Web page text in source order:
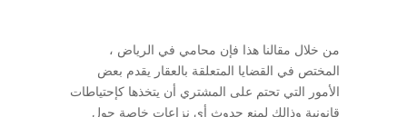
من خلال مقالنا هذا فإن محامي في الرياض ،
المختص في القضايا المتعلقة بالعقار يقدم بعض
الأمور التي تحتم على المشتري أن يتخذها كإحتياطات
قانونية وذالك لمنع حدوث أي نزاعات خاصة حول